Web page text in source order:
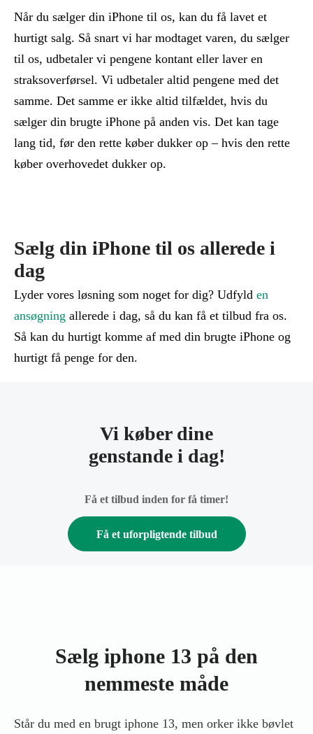
Når du sælger din iPhone til os, kan du få lavet et
hurtigt salg. Så snart vi har modtaget varen, du sælger
til os, udbetaler vi pengene kontant eller laver en
straksoverførsel. Vi udbetaler altid pengene med det
samme. Det samme er ikke altid tilfældet, hvis du
sælger din brugte iPhone på anden vis. Det kan tage
lang tid, før den rette køber dukker op – hvis den rette
køber overhovedet dukker op.
Sælg din iPhone til os allerede i
dag
Lyder vores løsning som noget for dig? Udfyld en
ansøgning allerede i dag, så du kan få et tilbud fra os.
Så kan du hurtigt komme af med din brugte iPhone og
hurtigt få penge for den.
Vi køber dine
genstande i dag!
Få et tilbud inden for få timer!
Få et uforpligtende tilbud
Sælg iphone 13 på den
nemmeste måde
Står du med en brugt iphone 13, men orker ikke bøvlet